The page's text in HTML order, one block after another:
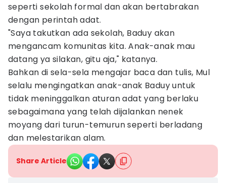
seperti sekolah formal dan akan bertabrakan
dengan perintah adat.
"Saya takutkan ada sekolah, Baduy akan
mengancam komunitas kita. Anak-anak mau
datang ya silakan, gitu aja," katanya.
Bahkan di sela-sela mengajar baca dan tulis, Mul
selalu mengingatkan anak-anak Baduy untuk
tidak meninggalkan aturan adat yang berlaku
sebagaimana yang telah dijalankan nenek
moyang dari turun-temurun seperti berladang
dan melestarikan alam.
Share Article